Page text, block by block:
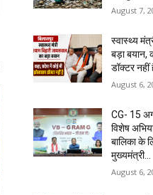
August 7,
स्वास्थ्य
बड़ा बयान,
डॉक्टर नहीं
August 6,
CG- 15
विशेष
बालिका के
मुख्यमंत्री...
August 6,